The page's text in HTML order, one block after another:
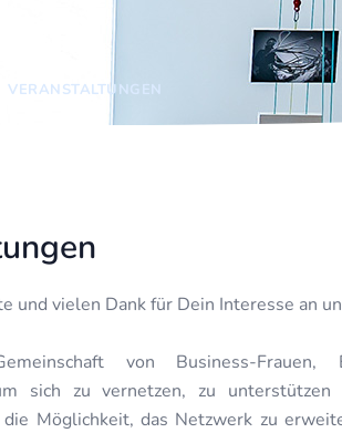
VERANSTALTUNGEN
und vielen Dank für Dein Interesse an
von Business-Frauen,
sich zu vernetzen, zu
Möglichkeit, das Netzwerk zu